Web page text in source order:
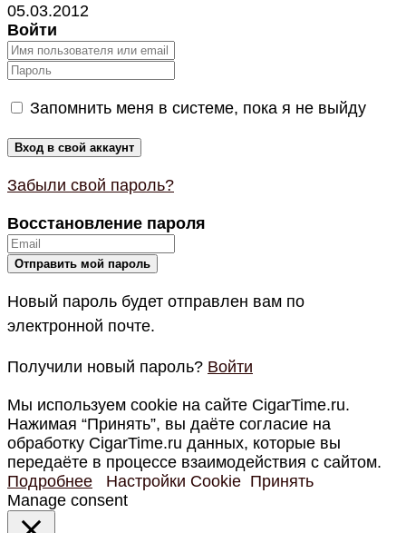
05.03.2012
Войти
Запомнить меня в системе, пока я не выйду
Забыли свой пароль?
Восстановление пароля
Новый пароль будет отправлен вам по
электронной почте.
Получили новый пароль? Войти
Мы используем cookie на сайте CigarTime.ru.
Нажимая “Принять”, вы даёте согласие на
обработку CigarTime.ru данных, которые вы
передаёте в процессе взаимодействия с сайтом.
Подробнее
Настройки Cookie Принять
Manage consent